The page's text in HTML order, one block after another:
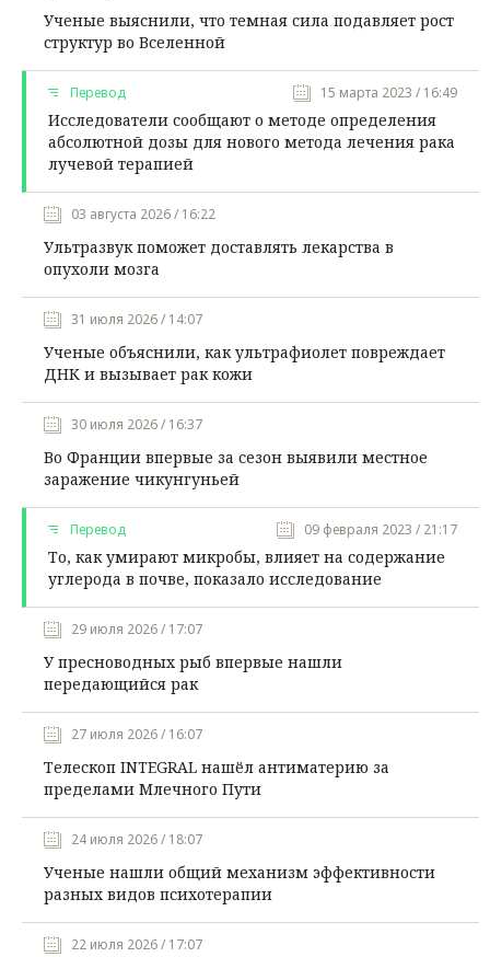
Ученые выяснили, что темная сила подавляет рост
структур во Вселенной
Перевод 15 марта 2023 / 16:49
Исследователи сообщают о методе определения
абсолютной дозы для нового метода лечения рака
лучевой терапией
03 августа 2026 / 16:22
Ультразвук поможет доставлять лекарства в
опухоли мозга
31 июля 2026 / 14:07
Ученые объяснили, как ультрафиолет повреждает
ДНК и вызывает рак кожи
30 июля 2026 / 16:37
Во Франции впервые за сезон выявили местное
заражение чикунгуньей
Перевод 09 февраля 2023 / 21:17
То, как умирают микробы, влияет на содержание
углерода в почве, показало исследование
29 июля 2026 / 17:07
У пресноводных рыб впервые нашли
передающийся рак
27 июля 2026 / 16:07
Телескоп INTEGRAL нашёл антиматерию за
пределами Млечного Пути
24 июля 2026 / 18:07
Ученые нашли общий механизм эффективности
разных видов психотерапии
22 июля 2026 / 17:07